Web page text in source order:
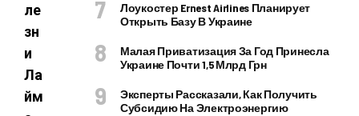
ле
зн
и
Ла
йм
Лоукостер Ernest Airlines Планирует
Открыть Базу В Украине
Малая Приватизация За Год Принесла
Украине Почти 1,5 Млрд Грн
Эксперты Рассказали, Как Получить
Субсидию На Электроэнергию